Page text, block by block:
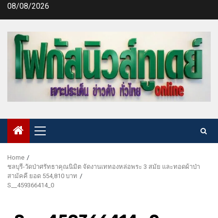
Skip08/08/2026
Primary
Menu
Home
ชลบุรี-วัดป่าศรัทธาคุณนิมิต จัดงานเททองหล่อพระ 3 สมัย และทอดผ้าป่า
สามัคคี ยอด 554,810 บาท
S__459366414_0